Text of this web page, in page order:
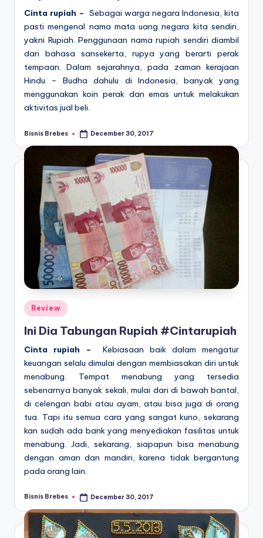
Cinta rupiah – Sebagai warga negara Indonesia, kita
pasti mengenal nama mata uang negara kita sendiri,
yakni Rupiah. Penggunaan nama rupiah sendiri diambil
dari bahasa sansekerta, rupya yang berarti perak
tempaan. Dalam sejarahnya, pada zaman kerajaan
Hindu – Budha dahulu di Indonesia, banyak yang
menggunakan koin perak dan emas untuk melakukan
aktivitas jual beli.
Posted
Bisnis Brebes December 30, 2017
Posted
Review
Ini Dia Tabungan Rupiah #Cintarupiah
Cinta rupiah –
Kebiasaan baik dalam mengatur
keuangan selalu dimulai dengan membiasakan diri untuk
menabung. Tempat menabung yang tersedia
sebenarnya banyak sekali, mulai dari di bawah bantal,
di celengan babi atau ayam, atau bisa juga di orang
tua. Tapi itu semua cara yang sangat kuno, sekarang
kan sudah ada bank yang menyediakan fasilitas untuk
menabung. Jadi, sekarang, siapapun bisa menabung
dengan aman dan mandiri, karena tidak bergantung
pada orang lain.
Posted
Bisnis Brebes December 30, 2017